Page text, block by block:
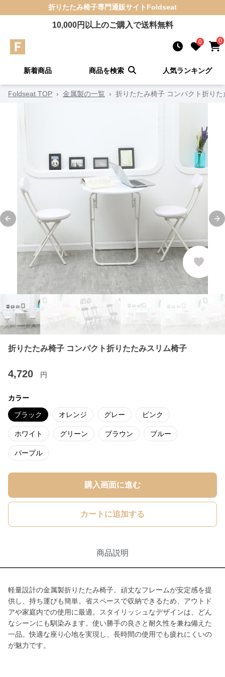
折りたたみ椅子専門通販サイト Foldseat
10,000円以上のご購入で送料無料
0 0
新着商品 商品を検索 人気ランキング
Foldseat TOP › 金属製の一覧 › 折りたたみ椅子 コンパクト折り
Previous slide
折りたたみ椅子 コンパクト折りたたみスリム椅子
4,720 円
カラー
ブラック オレンジ グレー ピンク
ホワイト グリーン ブラウン ブルー
パープル
購入画面に進む
カートに追加する
商品説明
軽量設計の金属製折りたたみ椅子。頑丈なフレームが安定感を提
供し、持ち運びも簡単。省スペースで収納できるため、アウトド
アや家庭内での使用に最適。スタイリッシュなデザインは、どん
なシーンにも馴染みます。使い勝手の良さと耐久性を兼ね備えた
一品。快適な座り心地を実現し、長時間の使用でも疲れにくいの
が魅力です。